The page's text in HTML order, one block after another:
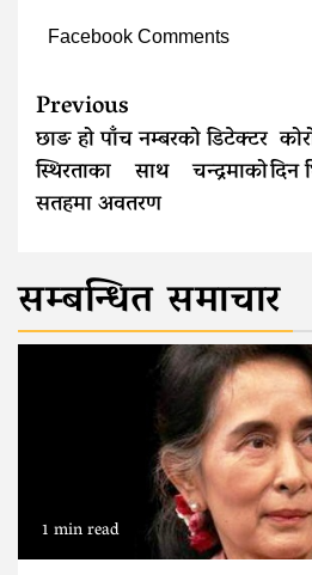
Facebook Comments
Continue
Reading
Previous
छाङ हो पाँच नम्बरको डिटेक्टर
स्थिरताका साथ चन्द्रमाको
सतहमा अवतरण
दिन
सम्बन्धित समाचार
1 min read